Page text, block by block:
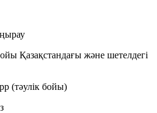
Қазақстандағы және шетелдегі
(тәулік бойы)